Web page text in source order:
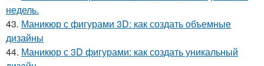
недель.
43. Маникюр с фигурами 3D: как создать объемные
дизайны
44. Маникюр с 3D фигурами: как создать уникальный